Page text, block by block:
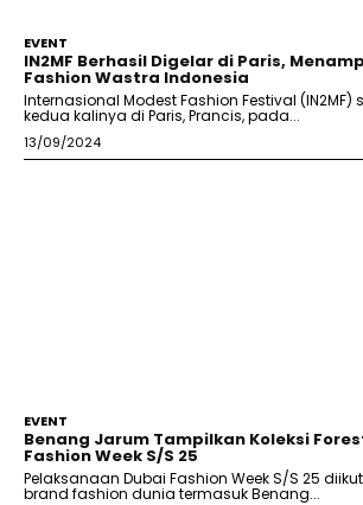
EVENT
IN2MF Berhasil Digelar di Paris,
Fashion Wastra Indonesia
Internasional Modest Fashion Festival (IN2MF)
kedua kalinya di Paris, Prancis, pada...
13/09/2024
EVENT
Benang Jarum Tampilkan Koleksi
Fashion Week S/S 25
Pelaksanaan Dubai Fashion Week S/S 25
brand fashion dunia termasuk Benang...